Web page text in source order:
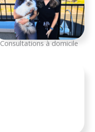
Consultations à domicile